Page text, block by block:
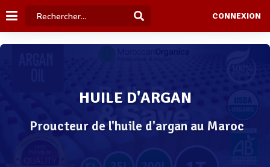
CONNEXION
HUILE D'ARGAN
Proucteur de l'huile d'argan au Maroc